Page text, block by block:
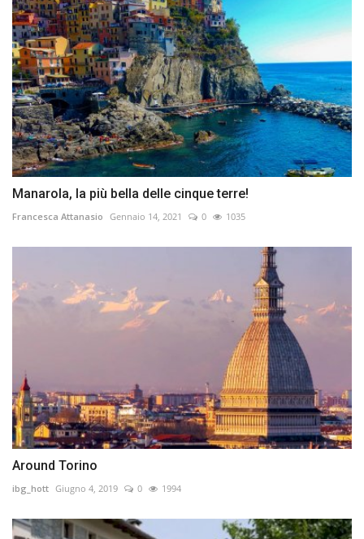
Manarola, la più bella delle cinque terre!
Francesca Attanasio Gennaio 14, 2021 0 1035
Around Torino
ibg_hott Giugno 4, 2019 0 1994